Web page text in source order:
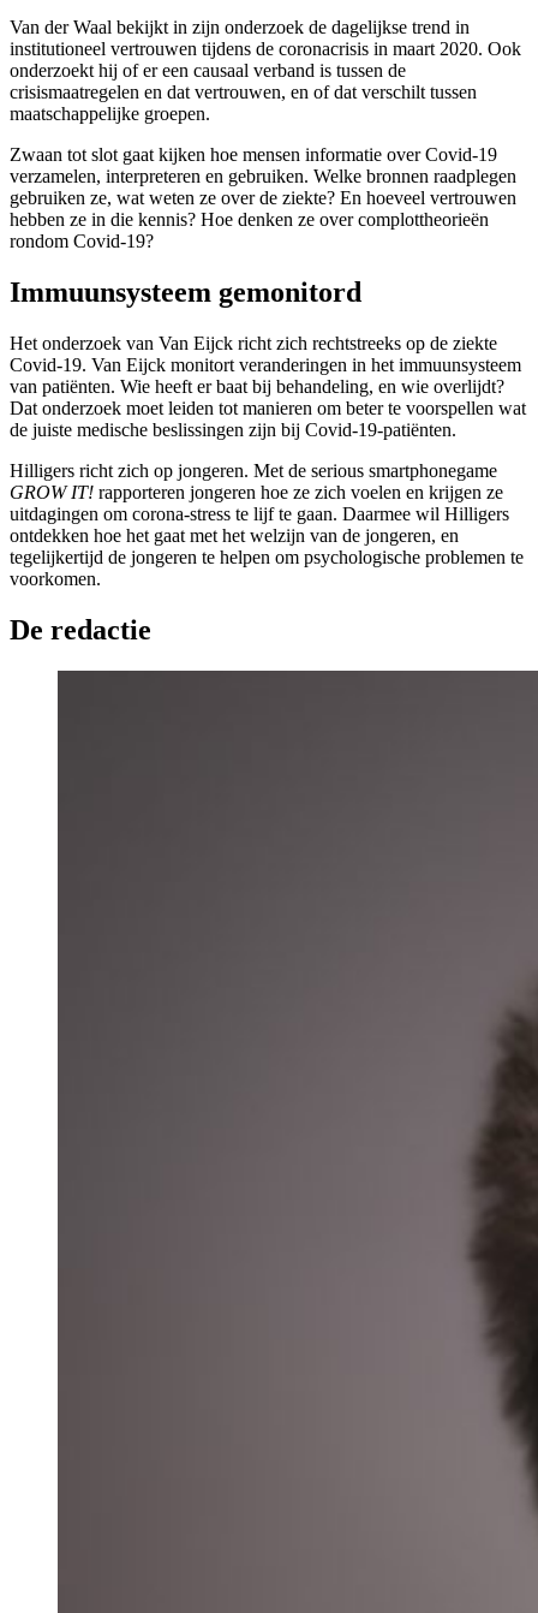
Van der Waal bekijkt in zijn onderzoek de dagelijkse trend in
institutioneel vertrouwen tijdens de coronacrisis in maart 2020. Ook
onderzoekt hij of er een causaal verband is tussen de
crisismaatregelen en dat vertrouwen, en of dat verschilt tussen
maatschappelijke groepen.
Zwaan tot slot gaat kijken hoe mensen informatie over Covid-19
verzamelen, interpreteren en gebruiken. Welke bronnen raadplegen
gebruiken ze, wat weten ze over de ziekte? En hoeveel vertrouwen
hebben ze in die kennis? Hoe denken ze over complottheorieën
rondom Covid-19?
Immuunsysteem gemonitord
Het onderzoek van Van Eijck richt zich rechtstreeks op de ziekte
Covid-19. Van Eijck monitort veranderingen in het immuunsysteem
van patiënten. Wie heeft er baat bij behandeling, en wie overlijdt?
Dat onderzoek moet leiden tot manieren om beter te voorspellen wat
de juiste medische beslissingen zijn bij Covid-19-patiënten.
Hilligers richt zich op jongeren. Met de serious smartphonegame
GROW IT! rapporteren jongeren hoe ze zich voelen en krijgen ze
uitdagingen om corona-stress te lijf te gaan. Daarmee wil Hilligers
ontdekken hoe het gaat met het welzijn van de jongeren, en
tegelijkertijd de jongeren te helpen om psychologische problemen te
voorkomen.
De redactie